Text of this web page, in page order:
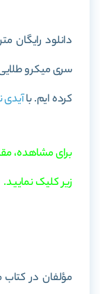
دانلود
کرده ایم. باآیدی
برای مشاهده،
زیر کلیک نمایید.
مؤلفان در